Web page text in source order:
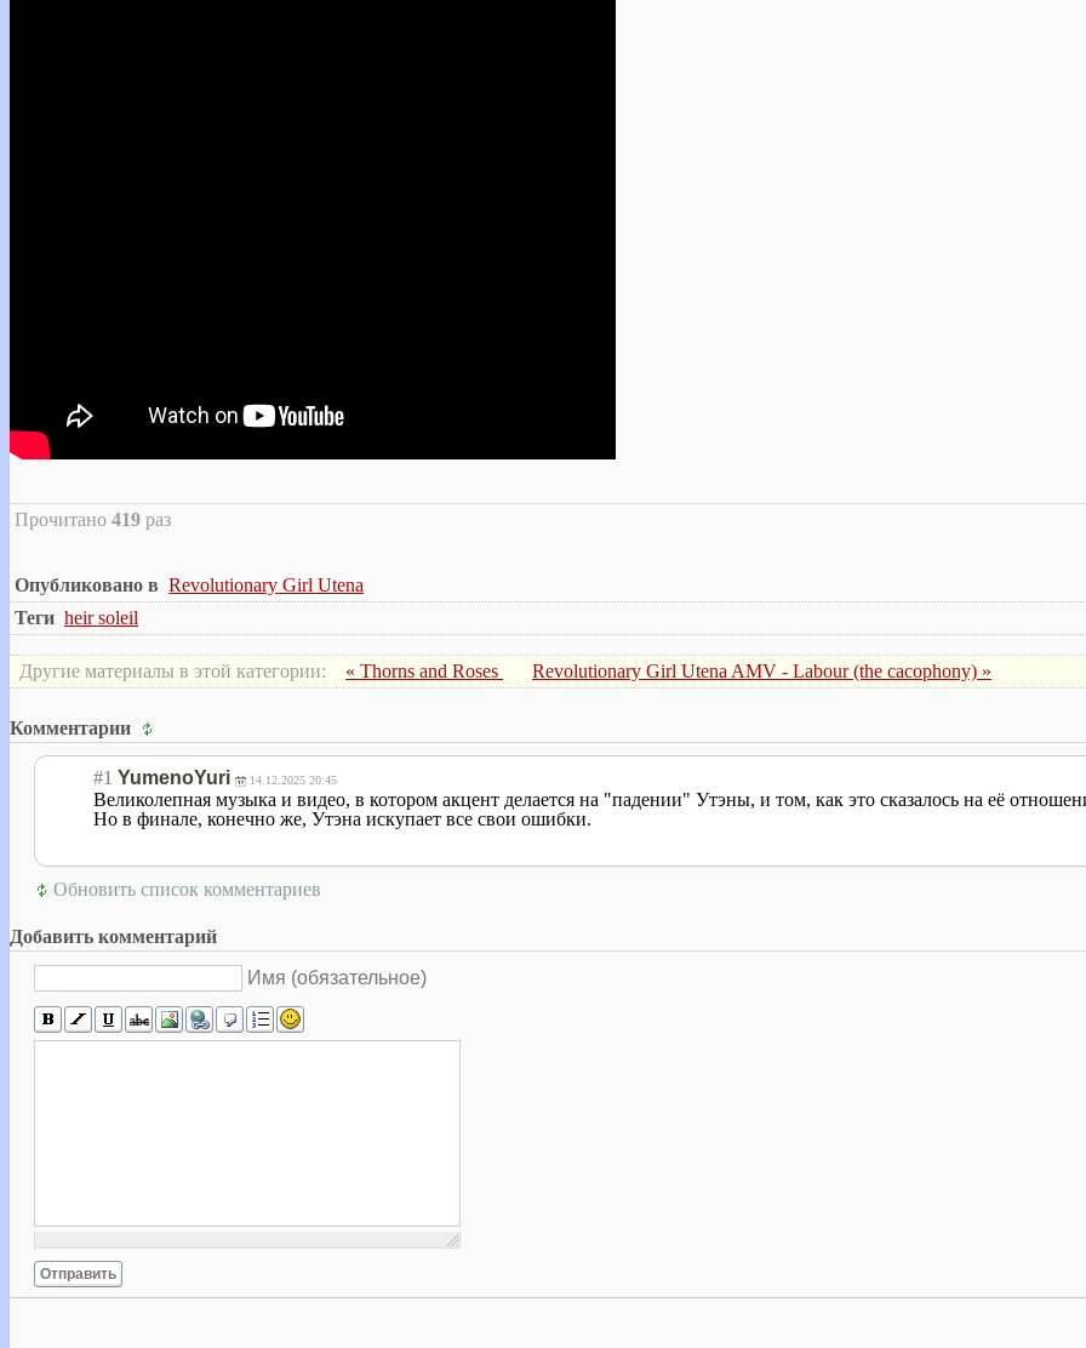
Прочитано 419 раз
Опубликовано в Revolutionary Girl Utena
Теги heir soleil
Другие материалы в этой категории: « Thorns and Roses Revolutionary Girl Utena AMV - Labour (the cacophony) »
Комментарии
#1 YumenoYuri 14.12.2025 20:45
Великолепная музыка и видео, в котором акцент делается на "падении" Утэны, и том, как это сказалось на её
Но в финале, конечно же, Утэна искупает все свои ошибки.
Обновить список комментариев
Добавить комментарий
Имя (обязательное)
Отправить